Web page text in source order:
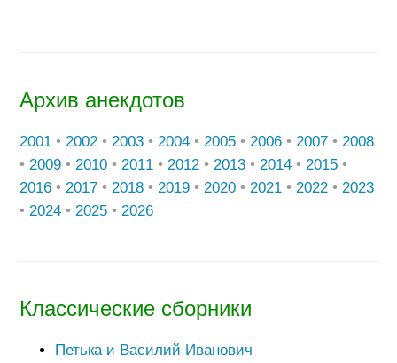
Архив анекдотов
2001 • 2002 • 2003 • 2004 • 2005 • 2006 • 2007 • 2008
• 2009 • 2010 • 2011 • 2012 • 2013 • 2014 • 2015 •
2016 • 2017 • 2018 • 2019 • 2020 • 2021 • 2022 • 2023
• 2024 • 2025 • 2026
Классические сборники
Петька и Василий Иванович